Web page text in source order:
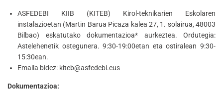
ASFEDEBI KIIB (KITEB) Kirol-teknikarien Eskolaren
instalazioetan (Martin Barua Picaza kalea 27, 1. solairua, 48003
Bilbao) eskatutako dokumentazioa* aurkeztea. Ordutegia:
Astelehenetik ostegunera. 9:30-19:00etan eta ostiralean 9:30-
15:30ean.
Emaila bidez: kiteb@asfedebi.eus
Dokumentazioa: